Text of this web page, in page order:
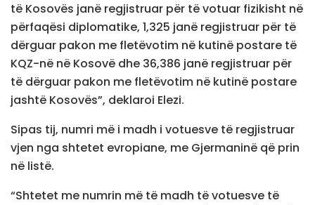
të Kosovës janë regjistruar për të votuar fizikisht në
përfaqësi diplomatike, 1,325 janë regjistruar për të
dërguar pakon me fletëvotim në kutinë postare të
KQZ-në në Kosovë dhe 36,386 janë regjistruar për
të dërguar pakon me fletëvotim në kutinë postare
jashtë Kosovës”, deklaroi Elezi.
Sipas tij, numri më i madh i votuesve të regjistruar
vjen nga shtetet evropiane, me Gjermaninë që prin
në listë.
“Shtetet me numrin më të madh të votuesve të